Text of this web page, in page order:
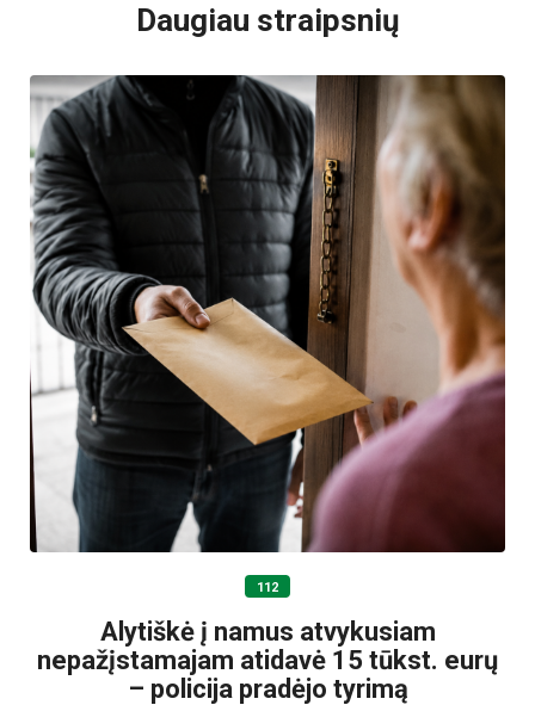
Daugiau straipsnių
112
Alytiškė į namus atvykusiam
nepažįstamajam atidavė 15 tūkst. eurų
– policija pradėjo tyrimą